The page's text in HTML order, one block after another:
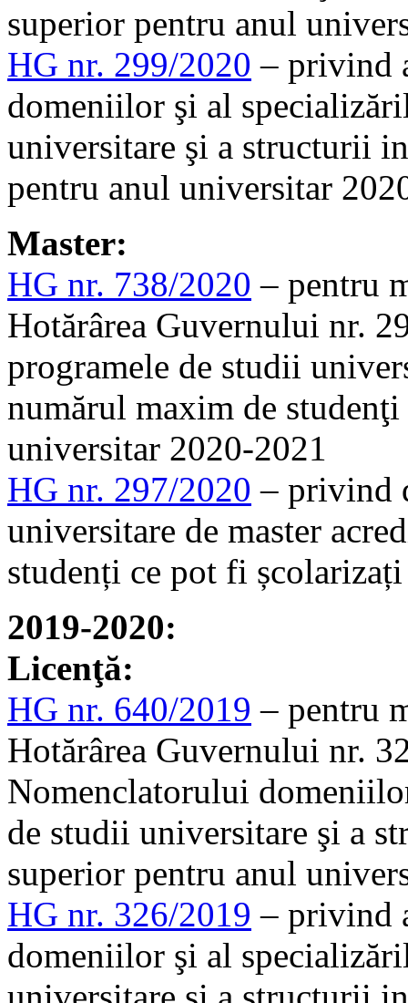
superior pentru anul
HG nr. 299/2020 – privind
domeniilor şi al
universitare şi a structurii
pentru anul universitar
Master:
HG nr. 738/2020 – pentru
Hotărârea Guvernului nr.
programele de studii
numărul maxim de
universitar 2020-2021
HG nr. 297/2020 – privind
universitare de master
studenți ce pot fi
2019-2020:
Licenţă:
HG nr. 640/2019 – pentru
Hotărârea Guvernului nr.
Nomenclatorului
de studii universitare şi a
superior pentru anul
HG nr. 326/2019 – privind
domeniilor şi al